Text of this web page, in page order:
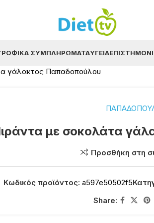
ΣΥΜΠΛΗΡΏΜΑΤΑΥΓΕΊΑ
γάλακτος Παπαδοπούλου
με σοκολάτα
Προσθήκη στη
Κωδικός προϊόντος:a597e50502f5
Share: